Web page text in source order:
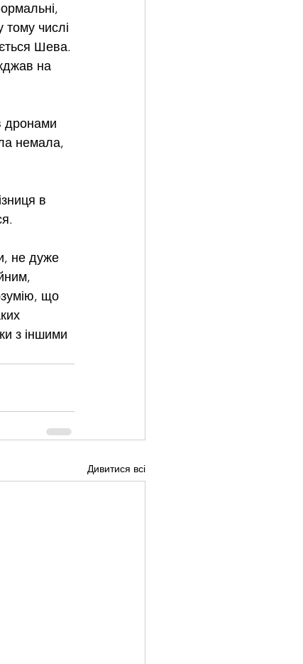
тому числі
Шева.
на
дронами
немала,
в
не дуже
що
з іншими
Дивитися всі